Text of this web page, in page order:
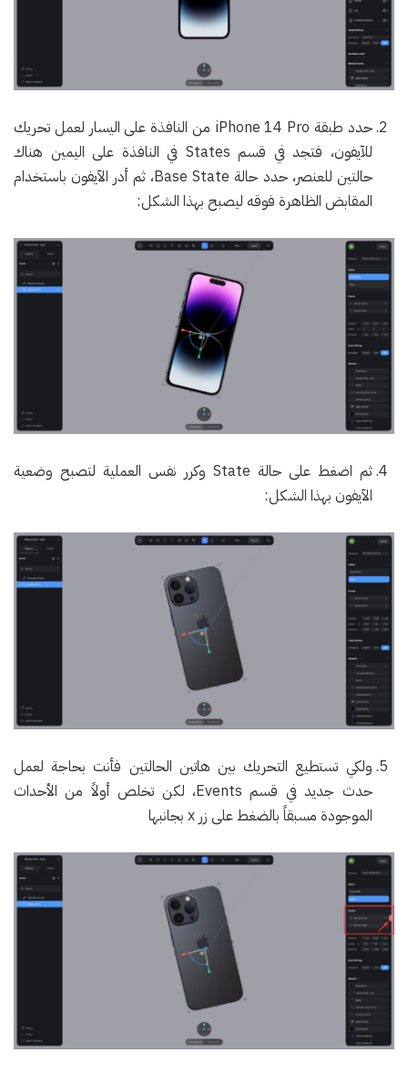
حدد طبقة iPhone 14 Pro من النافذة على اليسار لعمل تحريك
للآيفون، فتجد في قسم States في النافذة على اليمين هناك
حالتين للعنصر، حدد حالة Base State، ثم أدر الآيفون باستخدام
المقابض الظاهرة فوقه ليصبح بهذا الشكل:
ثم اضغط على حالة State وكرر نفس العملية لتصبح وضعية
الآيفون بهذا الشكل:
ولكي تستطيع التحريك بين هاتين الحالتين فأنت بحاجة لعمل
حدث جديد في قسم Events، لكن تخلص أولاً من الأحداث
الموجودة مسبقاً بالضغط على زر x بجانبها